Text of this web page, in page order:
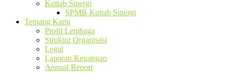
Kuttab Sinergi
SPMB Kuttab Sinergi
Tentang Kami
Profil Lembaga
Struktur Organisasi
Legal
Laporan Keuangan
Annual Report